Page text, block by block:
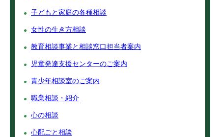
子どもと家庭の各種相談
女性の生き方相談
教育相談事業と相談窓口担当者案内
児童発達支援センターのご案内
青少年相談室のご案内
職業相談・紹介
心の相談
心配ごと相談